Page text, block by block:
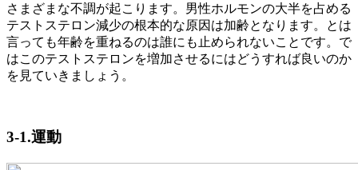
さまざまな不調が起こります。男性ホルモンの大半を占める
テストステロン減少の根本的な原因は加齢となります。とは
言っても年齢を重ねるのは誰にも止められないことです。で
はこのテストステロンを増加させるにはどうすれば良いのか
を見ていきましょう。
3-1.運動